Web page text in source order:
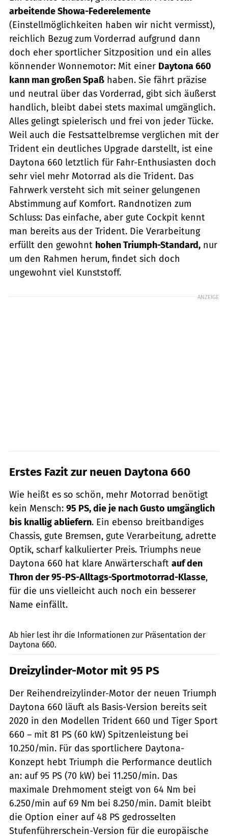
arbeitende Showa-Federelemente
(Einstellmöglichkeiten haben wir nicht vermisst),
reichlich Bezug zum Vorderrad aufgrund dann
doch eher sportlicher Sitzposition und ein alles
könnender Wonnemotor: Mit einer Daytona 660
kann man großen Spaß haben. Sie fährt präzise
und neutral über das Vorderrad, gibt sich äußerst
handlich, bleibt dabei stets maximal umgänglich.
Alles gelingt spielerisch und frei von jeder Tücke.
Weil auch die Festsattelbremse verglichen mit der
Trident ein deutliches Upgrade darstellt, ist eine
Daytona 660 letztlich für Fahr-Enthusiasten doch
sehr viel mehr Motorrad als die Trident. Das
Fahrwerk versteht sich mit seiner gelungenen
Abstimmung auf Komfort. Randnotizen zum
Schluss: Das einfache, aber gute Cockpit kennt
man bereits aus der Trident. Die Verarbeitung
erfüllt den gewohnt hohen Triumph-Standard, nur
um den Rahmen herum, findet sich doch
ungewohnt viel Kunststoff.
ANZEIGE
Erstes Fazit zur neuen Daytona 660
Wie heißt es so schön, mehr Motorrad benötigt
kein Mensch: 95 PS, die je nach Gusto umgänglich
bis knallig abliefern. Ein ebenso breitbandiges
Chassis, gute Bremsen, gute Verarbeitung, adrette
Optik, scharf kalkulierter Preis. Triumphs neue
Daytona 660 hat klare Anwärterschaft auf den
Thron der 95-PS-Alltags-Sportmotorrad-Klasse,
für die uns vielleicht auch noch ein besserer
Name einfällt.
Ab hier lest ihr die Informationen zur Präsentation der
Daytona 660.
Dreizylinder-Motor mit 95 PS
Der Reihendreizylinder-Motor der neuen Triumph
Daytona 660 läuft als Basis-Version bereits seit
2020 in den Modellen Trident 660 und Tiger Sport
660 – mit 81 PS (60 kW) Spitzenleistung bei
10.250/min. Für das sportlichere Daytona-
Konzept hebt Triumph die Performance deutlich
an: auf 95 PS (70 kW) bei 11.250/min. Das
maximale Drehmoment steigt von 64 Nm bei
6.250/min auf 69 Nm bei 8.250/min. Damit bleibt
die Option einer auf 48 PS gedrosselten
Stufenführerschein-Version für die europäische